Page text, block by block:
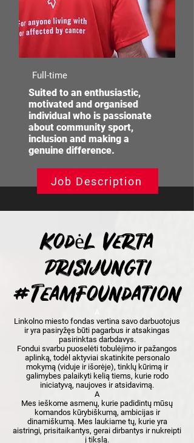
Full-time
Suited to an enthusiastic,
motivated and organised
individual who is passionate
about community sport,
inclusion and making a
genuine difference.
Job Description
Kodėl verta
prisijungti
#TeamFoundation
Linkolno miesto fondas vertina savo darbuotojus
ir yra pasiryžęs būti pagarbus ir atsakingas
pasirinktas darbdavys.
Fondui svarbu puoselėti tobulėjimo ir pažangos
aplinką, todėl aktyviai skatinkite personalo
mokymą (viduje ir išorėje), tinklų kūrimą ir
galimybes palaikyti kelią tiems, kurie rodo
iniciatyvą, naujoves ir atsidavimą.
A
Mes ieškome asmenų, kurie padidintų mūsų
komandos kūrybiškumą, ambicijas ir
dinamiškumą. Mes laukiame tų, kurie yra
aistringi, prisitaikantys, gerai dirbantys ir nukreipti
į tikslą.